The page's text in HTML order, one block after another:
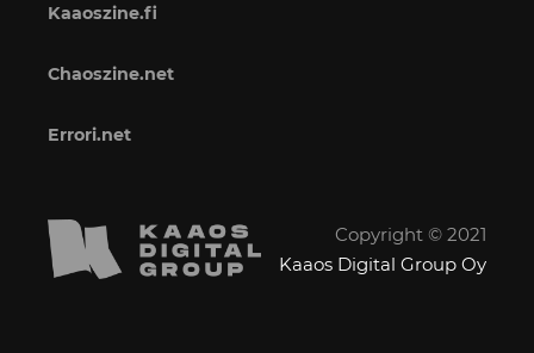
Kaaoszine.fi
Chaoszine.net
Errori.net
Copyright © 2021
Kaaos Digital Group Oy